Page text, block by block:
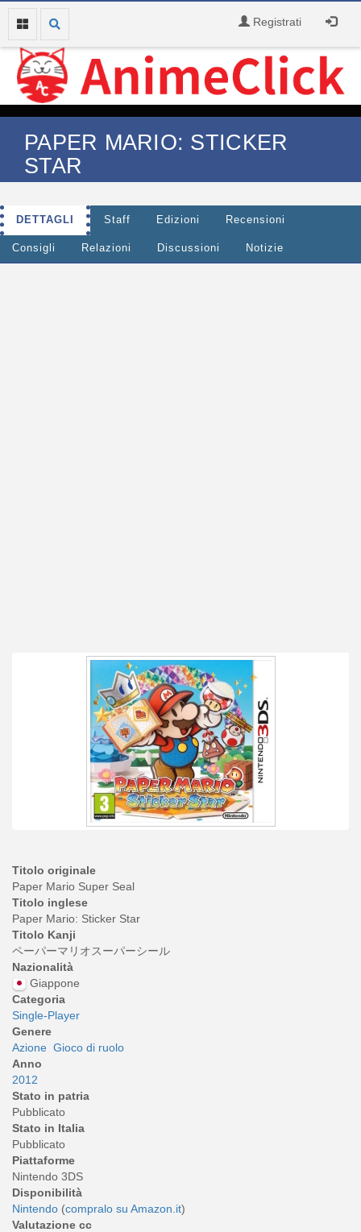
Registrati
PAPER MARIO: STICKER
STAR
DETTAGLI Staff Edizioni Recensioni
Consigli Relazioni Discussioni Notizie
Titolo originale
Paper Mario Super Seal
Titolo inglese
Paper Mario: Sticker Star
Titolo Kanji
ペーパーマリオスーパーシール
Nazionalità
Giappone
Categoria
Single-Player
Genere
Azione Gioco di ruolo
Anno
2012
Stato in patria
Pubblicato
Stato in Italia
Pubblicato
Piattaforme
Nintendo 3DS
Disponibilità
Nintendo (compralo su Amazon.it)
Valutazione cc